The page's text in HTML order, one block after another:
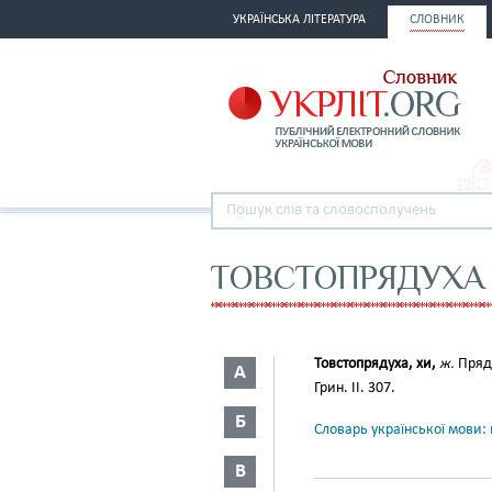
УКРАЇНСЬКА ЛІТЕРАТУРА СЛОВНИК
ТОВСТОПРЯДУХА
А
Б
В
Товстопрядуха, хи, ж.
Грин. II. 307.
Словарь української